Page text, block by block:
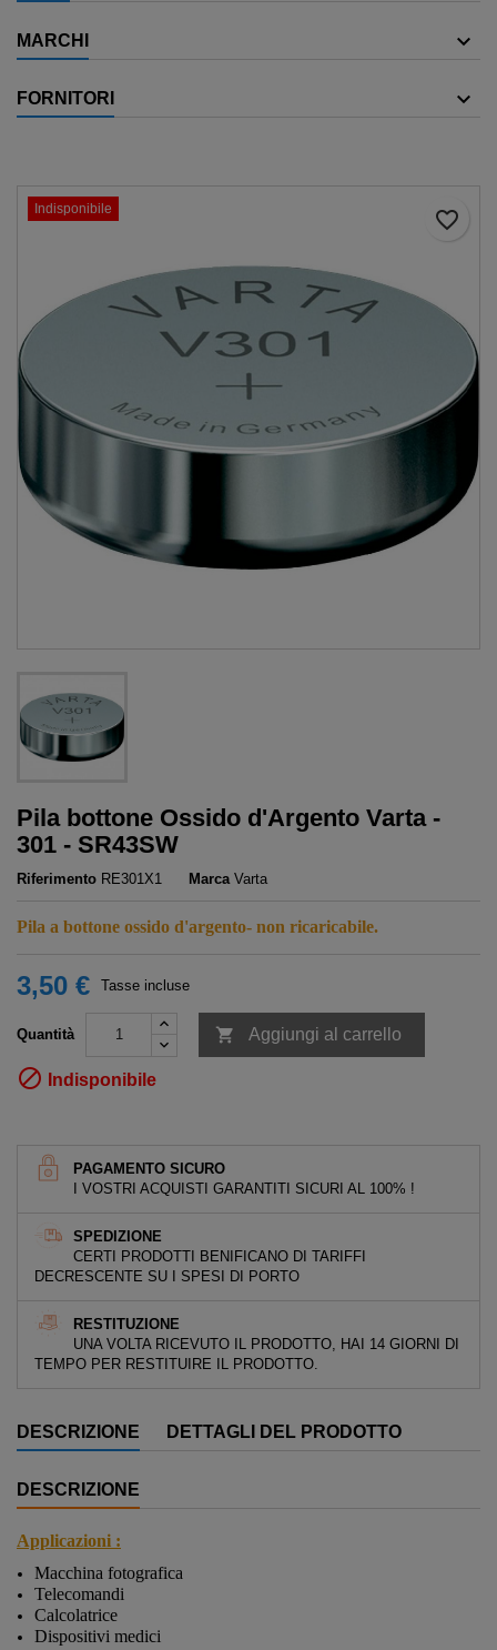
MARCHI
FORNITORI
favorite_border
Indisponibile
Pila bottone Ossido d'Argento Varta -
301 - SR43SW
Riferimento RE301X1 Marca Varta
Pila a bottone ossido d'argento- non ricaricabile.
3,50 € Tasse incluse
Quantità  Aggiungi al carrello
 Indisponibile
PAGAMENTO SICURO
I VOSTRI ACQUISTI GARANTITI SICURI AL 100% !
SPEDIZIONE
CERTI PRODOTTI BENIFICANO DI TARIFFI
DECRESCENTE SU I SPESI DI PORTO
RESTITUZIONE
UNA VOLTA RICEVUTO IL PRODOTTO, HAI 14 GIORNI DI
TEMPO PER RESTITUIRE IL PRODOTTO.
DESCRIZIONE DETTAGLI DEL PRODOTTO
DESCRIZIONE
Applicazioni :
Macchina fotografica
Telecomandi
Calcolatrice
Dispositivi medici